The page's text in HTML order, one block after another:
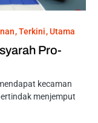
Terkini Utama
Pro-
kecaman
menjemput